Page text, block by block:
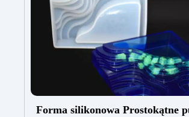
Forma silikonowa Prostokątne